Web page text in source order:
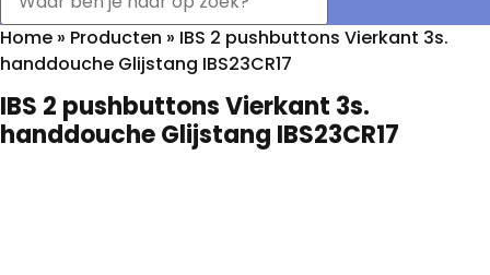
Home » Producten » IBS 2 pushbuttons Vierkant 3s.
handdouche Glijstang IBS23CR17
IBS 2 pushbuttons Vierkant 3s.
handdouche Glijstang IBS23CR17